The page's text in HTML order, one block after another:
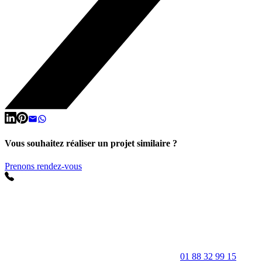
Vous souhaitez réaliser un projet similaire ?
Prenons rendez-vous
01 88 32 99 15